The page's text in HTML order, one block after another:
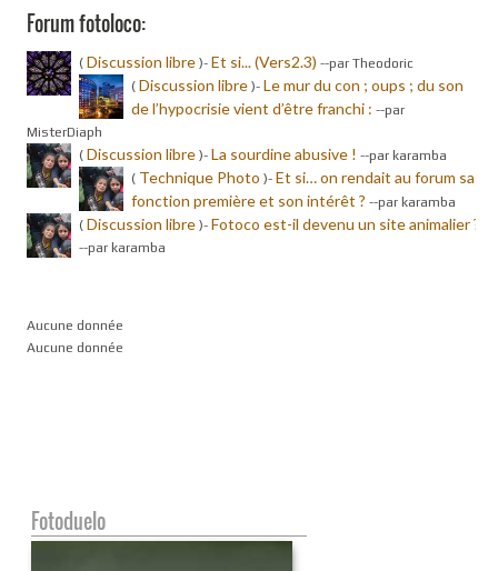
Forum fotoloco:
( Discussion libre )- Et si... (Vers2.3) --par Theodoric
( Discussion libre )- Le mur du con ; oups ; du son
de l’hypocrisie vient d’être franchi : --par
MisterDiaph
( Discussion libre )- La sourdine abusive ! --par karamba
( Technique Photo )- Et si… on rendait au forum sa
fonction première et son intérêt ? --par karamba
( Discussion libre )- Fotoco est-il devenu un site animalier ?
--par karamba
Aucune donnée
Aucune donnée
Fotoduelo